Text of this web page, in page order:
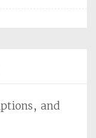
and